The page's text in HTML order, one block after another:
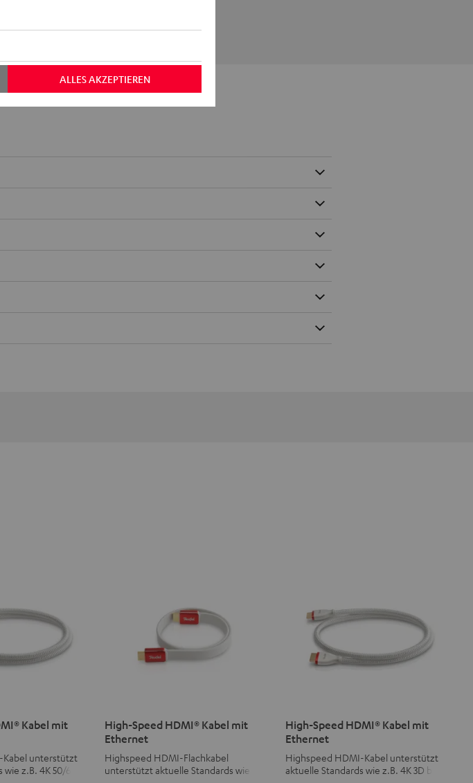
Kabel mit
unterstützt
z.B. 4K 50/60p
High-Speed HDMI® Kabel mit
Ethernet
Highspeed HDMI-Flachkabel
unterstützt aktuelle Standards wie z.B.
High-Speed HDMI® Kabel mit
Ethernet
Highspeed HDMI-Kabel unterstützt
aktuelle Standards wie z.B. 4K 3D bei
ALLES AKZEPTIEREN